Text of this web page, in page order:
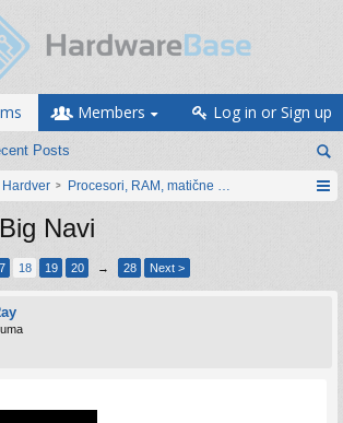
Posts
Members Log in or Sign up
Hardver Procesori, RAM, matične ploče i grafičke
Navi
18 19 20 → 28 Next >